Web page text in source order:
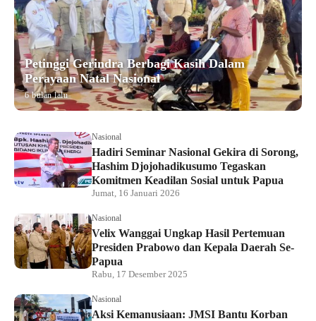
Petinggi Gerindra Berbagi Kasih Dalam
Perayaan Natal Nasional
6 bulan lalu
Nasional
Hadiri Seminar Nasional Gekira di Sorong,
Hashim Djojohadikusumo Tegaskan
Komitmen Keadilan Sosial untuk Papua
Jumat, 16 Januari 2026
Nasional
Velix Wanggai Ungkap Hasil Pertemuan
Presiden Prabowo dan Kepala Daerah Se-
Papua
Rabu, 17 Desember 2025
Nasional
Aksi Kemanusiaan: JMSI Bantu Korban